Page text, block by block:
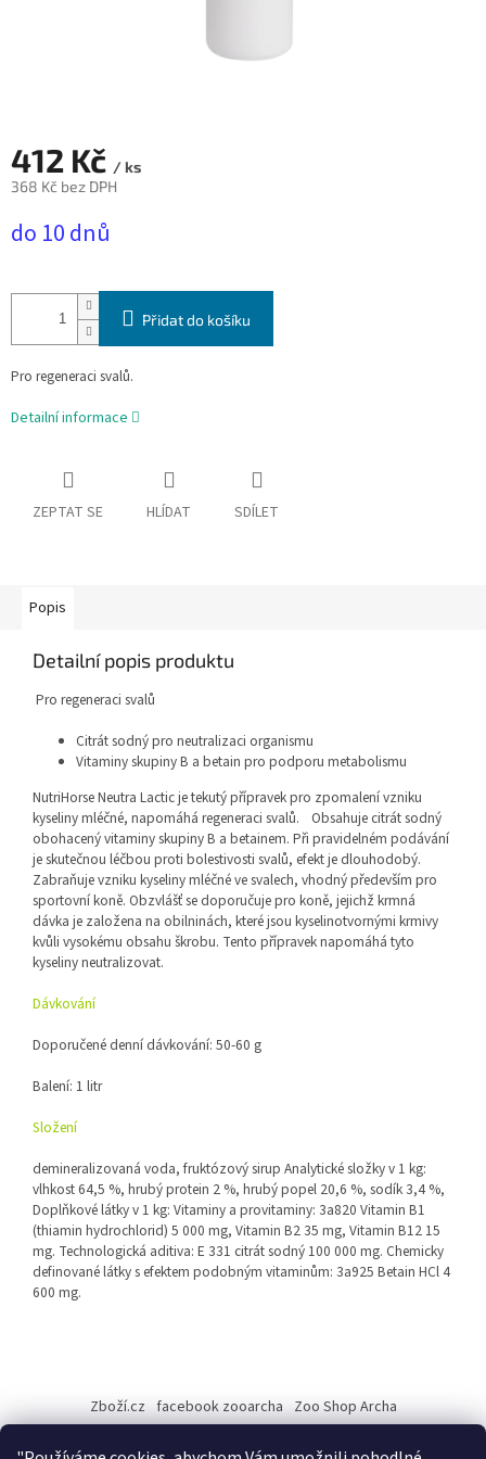
412 Kč / ks
368 Kč bez DPH
cena:
do 10 dnů
Přidat do košíku
Pro regeneraci svalů.
Detailní informace
ZEPTAT SE HLÍDAT SDÍLET
Popis
Detailní popis produktu
Pro regeneraci svalů
Citrát sodný pro neutralizaci organismu
Vitaminy skupiny B a betain pro podporu metabolismu
NutriHorse Neutra Lactic je tekutý přípravek pro zpomalení vzniku
kyseliny mléčné, napomáhá regeneraci svalů. Obsahuje citrát sodný
obohacený vitaminy skupiny B a betainem. Při pravidelném podávání
je skutečnou léčbou proti bolestivosti svalů, efekt je dlouhodobý.
Zabraňuje vzniku kyseliny mléčné ve svalech, vhodný především pro
sportovní koně. Obzvlášť se doporučuje pro koně, jejichž krmná
dávka je založena na obilninách, které jsou kyselinotvornými krmivy
kvůli vysokému obsahu škrobu. Tento přípravek napomáhá tyto
kyseliny neutralizovat.
Dávkování
Doporučené denní dávkování: 50-60 g
Balení: 1 litr
Složení
demineralizovaná voda, fruktózový sirup Analytické složky v 1 kg:
vlhkost 64,5 %, hrubý protein 2 %, hrubý popel 20,6 %, sodík 3,4 %,
Doplňkové látky v 1 kg: Vitaminy a provitaminy: 3a820 Vitamin B1
(thiamin hydrochlorid) 5 000 mg, Vitamin B2 35 mg, Vitamin B12 15
mg. Technologická aditiva: E 331 citrát sodný 100 000 mg. Chemicky
definované látky s efektem podobným vitaminům: 3a925 Betain HCl 4
600 mg.
p
Zboží.cz facebook zooarcha Zoo Shop Archa
KRMIVA ENERGYS pro koně - GRANULE